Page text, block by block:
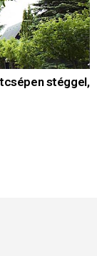
stéggel,